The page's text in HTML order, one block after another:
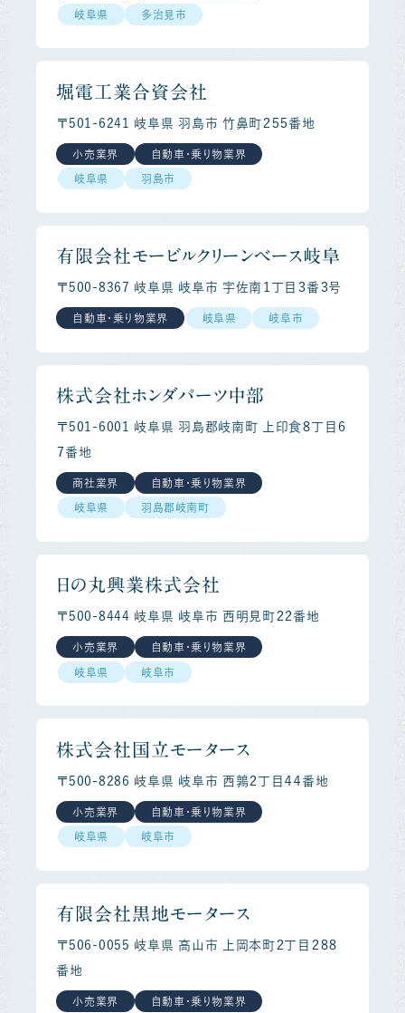
岐阜県 多治見市
堀電工業合資会社
〒501-6241 岐阜県 羽島市 竹鼻町２５５番地
小売業界 自動車・乗り物業界
岐阜県 羽島市
有限会社モービルクリーンベース岐阜
〒500-8367 岐阜県 岐阜市 宇佐南１丁目３番３号
自動車・乗り物業界 岐阜県 岐阜市
株式会社ホンダパーツ中部
〒501-6001 岐阜県 羽島郡岐南町 上印食８丁目６
７番地
商社業界 自動車・乗り物業界
岐阜県 羽島郡岐南町
日の丸興業株式会社
〒500-8444 岐阜県 岐阜市 西明見町２２番地
小売業界 自動車・乗り物業界
岐阜県 岐阜市
株式会社国立モータース
〒500-8286 岐阜県 岐阜市 西鶉２丁目４４番地
小売業界 自動車・乗り物業界
岐阜県 岐阜市
有限会社黒地モータース
〒506-0055 岐阜県 高山市 上岡本町２丁目２８８
番地
小売業界 自動車・乗り物業界